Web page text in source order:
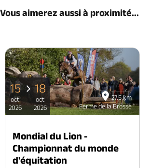
Vous aimerez aussi à proximité...
27.5 km
Ferme de la Brosse
15
oct
2026
18
oct
2026
Mondial du Lion -
Championnat du monde
d'équitation